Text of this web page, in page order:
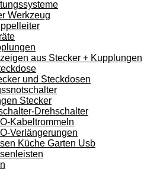
Werkzeug
aus Stecker + Kupplungen
und Steckdosen
Stecker
Drehschalter
Kabeltrommeln
Verlängerungen
Küche Garten Usb